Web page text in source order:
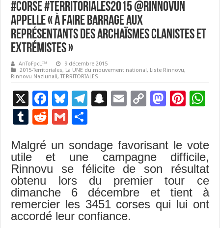
#Corse #Territoriales2015 @RinnovuN
appelle « à faire barrage aux
représentants des archaïsmes clanistes et
extrémistes »
AnToFpcL™
9 décembre 2015
2015-Territoriales, La UNE du mouvement national, Liste Rinnovu,
Rinnovu Naziunali,TERRITORIALES
X
F
ac
e
b
o
o
k
Bl
u
es
ky
T
gr
a
m
S
p
c
h
at
E
l
C
y
Li
n
k
M
d
o
n
Pi
es
t
p
p
T
m
bl
r
R
d
di
G
ai
l
ta
g
er
Malgré un sondage favorisant le vote
utile et une campagne difficile,
Rinnovu se félicite de son résultat
obtenu lors du premier tour ce
dimanche 6 décembre et tient à
remercier les 3451 corses qui lui ont
accordé leur confiance.